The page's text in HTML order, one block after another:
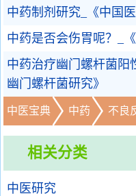
中药制剂研究_《中国医
中药是否会伤胃呢？_《
中药治疗幽门螺杆菌阳
幽门螺杆菌研究》
中医宝典 中药 不良
相关分类
中医研究